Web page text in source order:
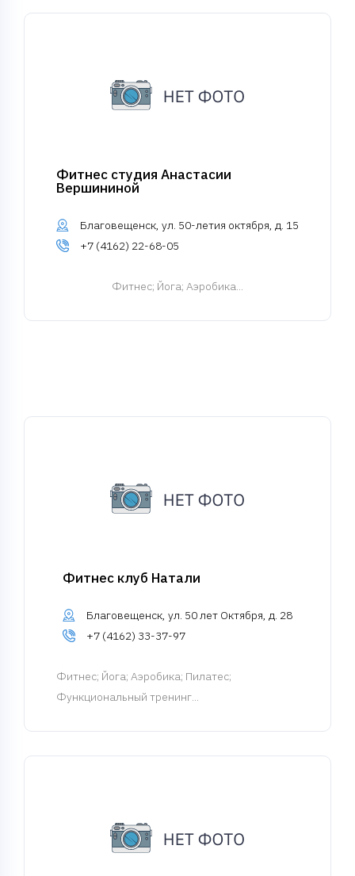
Фитнес студия Анастасии
Вершининой
Благовещенск, ул. 50-летия октября, д. 15
+7 (4162) 22-68-05
Фитнес; Йога; Аэробика...
Фитнес клуб Натали
Благовещенск, ул. 50 лет Октября, д. 28
+7 (4162) 33-37-97
Фитнес; Йога; Аэробика; Пилатес;
Функциональный тренинг...